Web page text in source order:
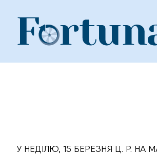
content
У НЕДІЛЮ, 15 БЕРЕЗНЯ Ц. Р.